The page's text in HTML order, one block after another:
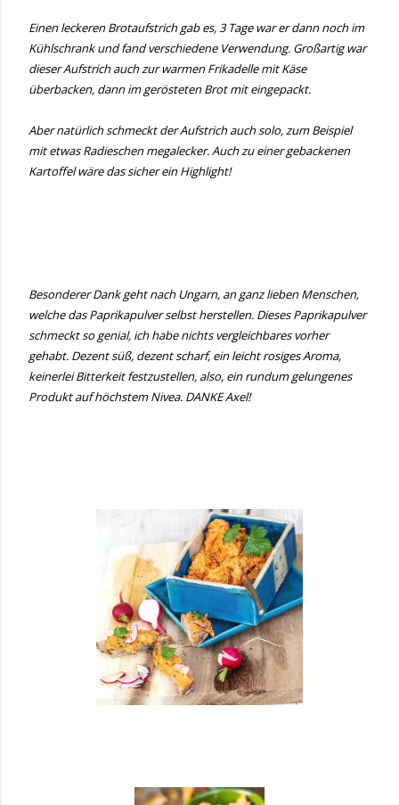
Einen leckeren Brotaufstrich gab es, 3 Tage war er dann noch im
Kühlschrank und fand verschiedene Verwendung. Großartig war
dieser Aufstrich auch zur warmen Frikadelle mit Käse
überbacken, dann im gerösteten Brot mit eingepackt.
Aber natürlich schmeckt der Aufstrich auch solo, zum Beispiel
mit etwas Radieschen megalecker. Auch zu einer gebackenen
Kartoffel wäre das sicher ein Highlight!
Besonderer Dank geht nach Ungarn, an ganz lieben Menschen,
welche das Paprikapulver selbst herstellen. Dieses Paprikapulver
schmeckt so genial, ich habe nichts vergleichbares vorher
gehabt. Dezent süß, dezent scharf, ein leicht rosiges Aroma,
keinerlei Bitterkeit festzustellen, also, ein rundum gelungenes
Produkt auf höchstem Nivea. DANKE Axel!